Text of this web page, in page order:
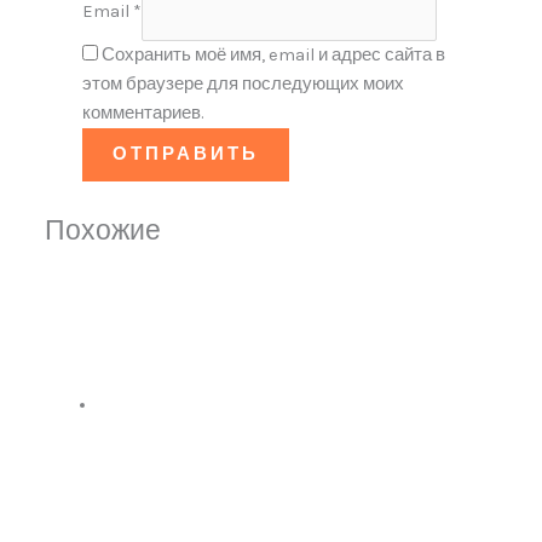
Email *
Сохранить моё имя, email и адрес сайта в
этом браузере для последующих моих
комментариев.
Похожие